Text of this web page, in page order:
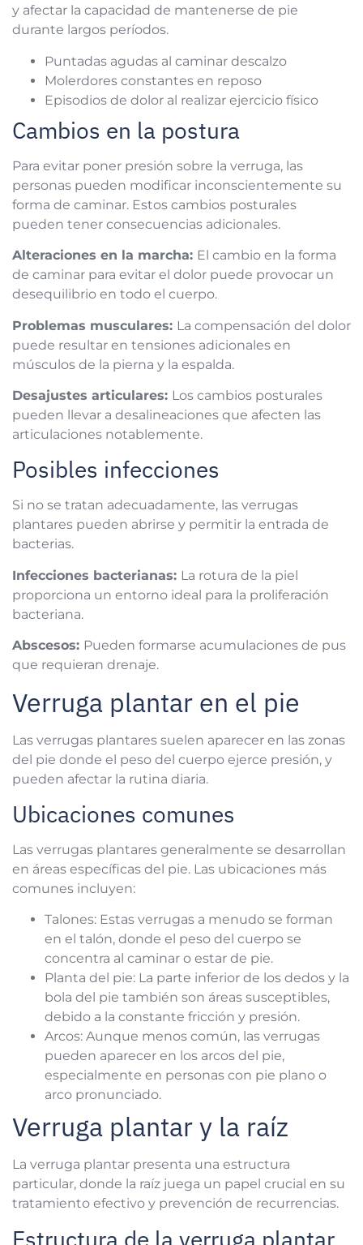
y afectar la capacidad de mantenerse de pie
durante largos períodos.
Puntadas agudas al caminar descalzo
Molerdores constantes en reposo
Episodios de dolor al realizar ejercicio físico
Cambios en la postura
Para evitar poner presión sobre la verruga, las
personas pueden modificar inconscientemente su
forma de caminar. Estos cambios posturales
pueden tener consecuencias adicionales.
Alteraciones en la marcha: El cambio en la forma
de caminar para evitar el dolor puede provocar un
desequilibrio en todo el cuerpo.
Problemas musculares: La compensación del dolor
puede resultar en tensiones adicionales en
músculos de la pierna y la espalda.
Desajustes articulares: Los cambios posturales
pueden llevar a desalineaciones que afecten las
articulaciones notablemente.
Posibles infecciones
Si no se tratan adecuadamente, las verrugas
plantares pueden abrirse y permitir la entrada de
bacterias.
Infecciones bacterianas: La rotura de la piel
proporciona un entorno ideal para la proliferación
bacteriana.
Abscesos: Pueden formarse acumulaciones de pus
que requieran drenaje.
Verruga plantar en el pie
Las verrugas plantares suelen aparecer en las zonas
del pie donde el peso del cuerpo ejerce presión, y
pueden afectar la rutina diaria.
Ubicaciones comunes
Las verrugas plantares generalmente se desarrollan
en áreas específicas del pie. Las ubicaciones más
comunes incluyen:
Talones: Estas verrugas a menudo se forman
en el talón, donde el peso del cuerpo se
concentra al caminar o estar de pie.
Planta del pie: La parte inferior de los dedos y la
bola del pie también son áreas susceptibles,
debido a la constante fricción y presión.
Arcos: Aunque menos común, las verrugas
pueden aparecer en los arcos del pie,
especialmente en personas con pie plano o
arco pronunciado.
Verruga plantar y la raíz
La verruga plantar presenta una estructura
particular, donde la raíz juega un papel crucial en su
tratamiento efectivo y prevención de recurrencias.
Estructura de la verruga plantar